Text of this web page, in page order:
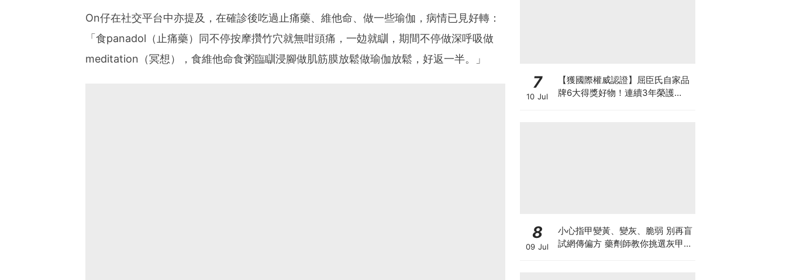
On仔在社交平台中亦提及，在確診後吃過止痛藥、維他命、做一些瑜伽，病情已見好轉：
「食panadol（止痛藥）同不停按摩攢竹穴就無咁頭痛，一攰就瞓，期間不停做深呼吸做
meditation（冥想），食維他命食粥臨瞓浸腳做肌筋膜放鬆做瑜伽放鬆，好返一半。」
7
10 Jul
【獲國際權威認證】屈臣氏自家品
牌6大得獎好物！連續3年榮護
8
09 Jul
小心指甲變黃、變灰、脆弱 別再盲
試網傳偏方 藥劑師教你挑選灰甲產